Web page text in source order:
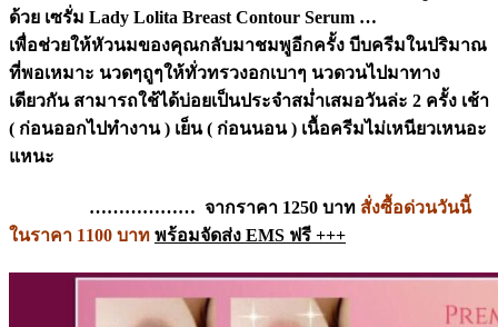
ด้วย เซรั่ม Lady Lolita Breast Contour Serum …
เพื่อช่วยให้หัวนมของคุณกลับมาชมพูอีกครั้ง บีบครีมในปริมาณ
ที่พอเหมาะ นวดๆถูๆให้ทั่วทรวงอกเบาๆ นวดวนไปมาทาง
เดียวกัน สามารถใช้ได้บ่อยเป็นประจำสม่ำเสมอวันล่ะ 2 ครั้ง เช้า
( ก่อนออกไปทำงาน ) เย็น ( ก่อนนอน ) เนื้อครีมไม่เหนียวเหนอะ
แหนะ
……………… จากราคา 1250 บาท สั่งซื้อด่วนวันนี้
ในราคา 1100 บาท พร้อมจัดส่ง EMS ฟรี +++